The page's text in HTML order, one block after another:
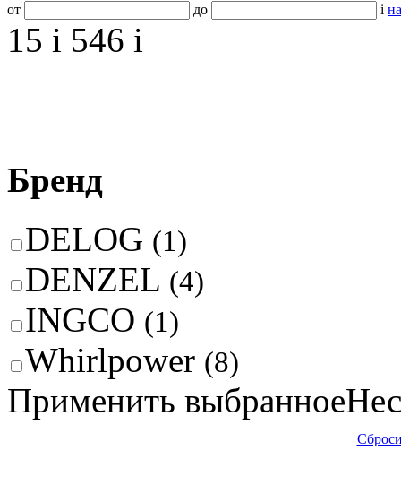
от до i
15 i 546 i
Бренд
DELOG (1)
DENZEL (4)
INGCO (1)
Whirlpower (8)
Применить выбранное